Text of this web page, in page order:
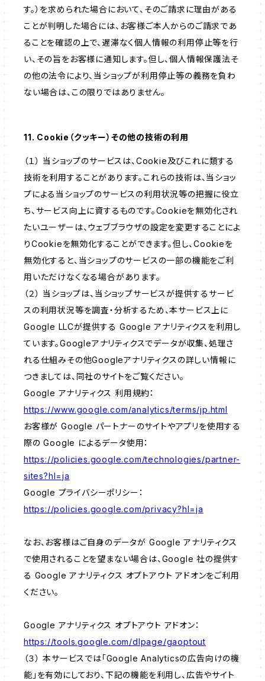
す。）を求められた場合において、そのご請求に理由がある
ことが判明した場合には、お客様ご本人からのご請求であ
ることを確認の上で、遅滞なく個人情報の利用停止等を行
い、その旨をお客様に通知します。但し、個人情報保護法そ
の他の法令により、当ショップが利用停止等の義務を負わ
ない場合は、この限りではありません。
11. Cookie（クッキー）その他の技術の利用
（１） 当ショップのサービスは、Cookie及びこれに類する
技術を利用することがあります。これらの技術は、当ショッ
プによる当ショップのサービスの利用状況等の把握に役立
ち、サービス向上に資するものです。Cookieを無効化され
たいユーザーは、ウェブブラウザの設定を変更することによ
りCookieを無効化することができます。但し、Cookieを
無効化すると、当ショップのサービスの一部の機能をご利
用いただけなくなる場合があります。
（２） 当ショップは、当ショップサービスが提供するサービ
スの利用状況等を調査・分析するため、本サービス上に
Google LLCが提供する Google アナリティクスを利用し
ています。Googleアナリティクスでデータが収集、処理さ
れる仕組みその他Googleアナリティクスの詳しい情報に
つきましては、同社のサイトをご覧ください。
Google アナリティクス 利用規約：
https://www.google.com/analytics/terms/jp.html
お客様が Google パートナーのサイトやアプリを使用する
際の Google によるデータ使用：
https://policies.google.com/technologies/partner-
sites?hl=ja
Google プライバシーポリシー：
https://policies.google.com/privacy?hl=ja
なお、お客様はご自身のデータが Google アナリティクス
で使用されることを望まない場合は、Google 社の提供す
る Google アナリティクス オプトアウト アドオンをご利用
ください。
Google アナリティクス オプトアウト アドオン：
https://tools.google.com/dlpage/gaoptout
（３） 本サービスでは「Google Analyticsの広告向けの機
能」を有効にしており、下記の機能を利用し、広告やサイト